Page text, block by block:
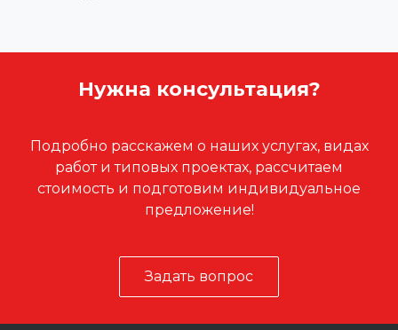
Нужна консультация?
Подробно расскажем о наших услугах, видах
работ и типовых проектах, рассчитаем
стоимость и подготовим индивидуальное
предложение!
Задать вопрос